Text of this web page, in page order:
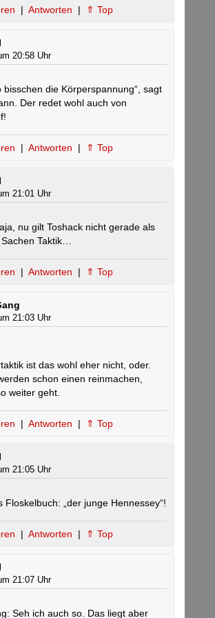
| Antworten | ⇑ Top
20:58 Uhr
bisschen die Körperspannung“, sagt
Der redet wohl auch von
| Antworten | ⇑ Top
21:01 Uhr
nu gilt Toshack nicht gerade als
Taktik…
| Antworten | ⇑ Top
21:03 Uhr
ist das wohl eher nicht, oder.
schon einen reinmachen,
weiter geht.
| Antworten | ⇑ Top
21:05 Uhr
Floskelbuch: „der junge Hennessey“!
| Antworten | ⇑ Top
21:07 Uhr
Seh ich auch so. Das liegt aber